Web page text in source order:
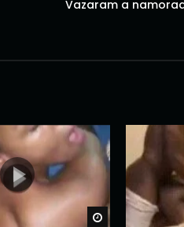
Vazaram a
Watch Later